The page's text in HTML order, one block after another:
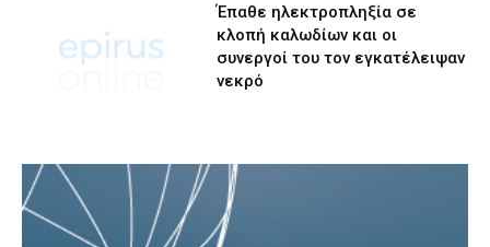
Έπαθε ηλεκτροπληξία σε
κλοπή καλωδίων και οι
συνεργοί του τον εγκατέλειψαν
νεκρό